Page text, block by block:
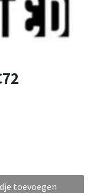
toevoegen